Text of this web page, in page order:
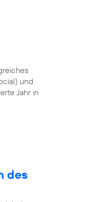
und
Jahr in
des